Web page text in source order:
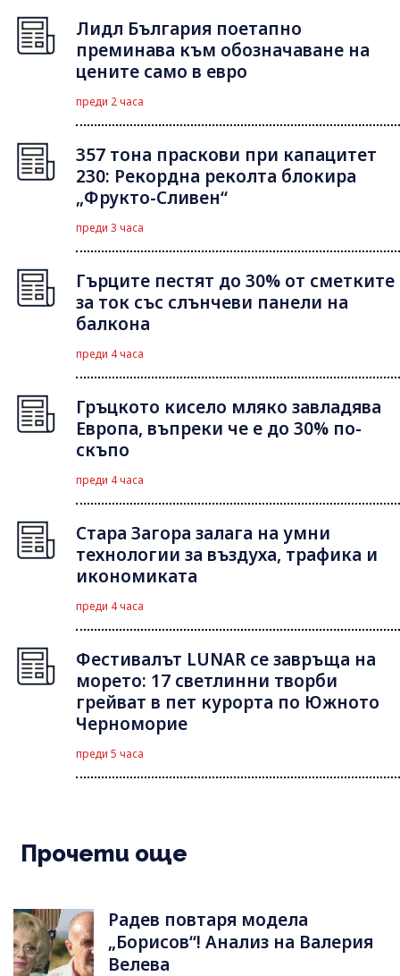
Лидл България поетапно
преминава към обозначаване на
цените само в евро
преди 2 часа
357 тона праскови при капацитет
230: Рекордна реколта блокира
„Фрукто-Сливен“
преди 3 часа
Гърците пестят до 30% от сметките
за ток със слънчеви панели на
балкона
преди 4 часа
Гръцкото кисело мляко завладява
Европа, въпреки че е до 30% по-
скъпо
преди 4 часа
Стара Загора залага на умни
технологии за въздуха, трафика и
икономиката
преди 4 часа
Фестивалът LUNAR се завръща на
морето: 17 светлинни творби
грейват в пет курорта по Южното
Черноморие
преди 5 часа
Прочети още
Радев повтаря модела
„Борисов“! Анализ на Валерия
Велева